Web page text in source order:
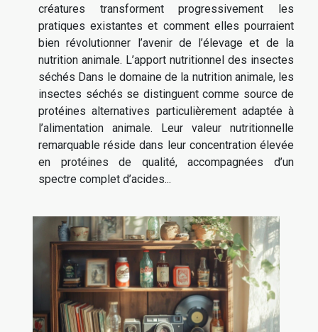
créatures transforment progressivement les
pratiques existantes et comment elles pourraient
bien révolutionner l’avenir de l’élevage et de la
nutrition animale. L’apport nutritionnel des insectes
séchés Dans le domaine de la nutrition animale, les
insectes séchés se distinguent comme source de
protéines alternatives particulièrement adaptée à
l’alimentation animale. Leur valeur nutritionnelle
remarquable réside dans leur concentration élevée
en protéines de qualité, accompagnées d’un
spectre complet d’acides...